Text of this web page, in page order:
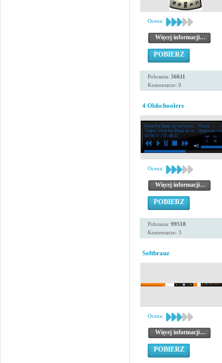
Ocena:
Więcej informacji…
POBIERZ
Pobrania: 56611
Komentarze: 0
4 Oldschoolers
Ocena:
Więcej informacji…
POBIERZ
Pobrania: 99518
Komentarze: 3
Softbrauz
Ocena:
Więcej informacji…
POBIERZ